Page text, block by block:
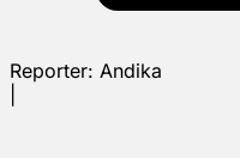
Reporter: Andika